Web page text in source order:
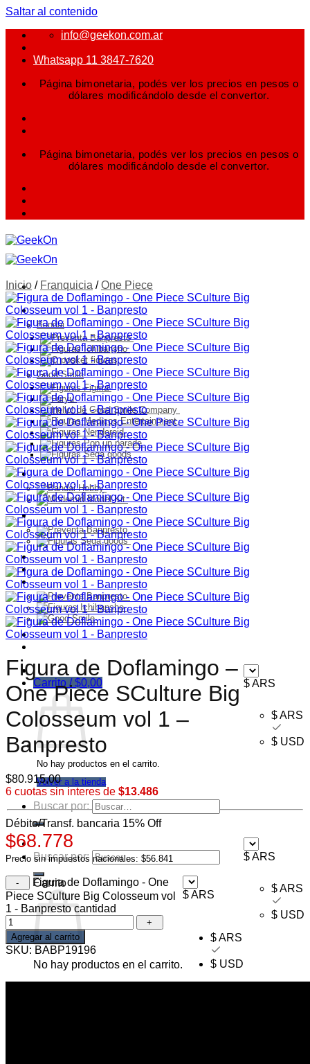
Saltar al contenido
info@geekon.com.ar
Whatsapp 11 3847-7620
Página bimonetaria, podés ver los precios en pesos o
dólares modificándolo desde el convertor.
Página bimonetaria, podés ver los precios en pesos o
dólares modificándolo desde el convertor.
FIGURAS
Bandai
Good Smile
Model Kit
PELUCHES
Franquicia
Ultimos Ingresos
Preventa
Ofertas
$ ARS
$ ARS
$ USD
Carrito /$0,00
No hay productos en el carrito.
Volver a la tienda
Buscar por:
$ ARS
$ ARS
$ USD
Buscar por:
Carrito
No hay productos en el carrito.
Inicio / Franquicia / One Piece
Figura de Doflamingo –
One Piece SCulture Big
Colosseum vol 1 –
Banpresto
$80.915,00
6 cuotas sin interes de $13.486
Débito/Transf. bancaria 15% Off
$68.778
Precio sin impuestos nacionales: $56.841
$ ARS
$ ARS
$ USD
Figura de Doflamingo - One
Piece SCulture Big Colosseum vol
1 - Banpresto cantidad
Agregar al carrito
SKU: BABP19196